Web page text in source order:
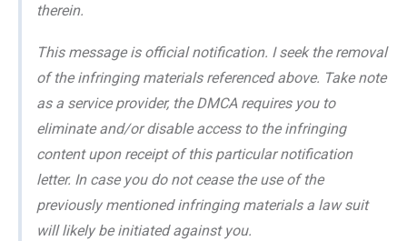
therein.
This message is official notification. I seek the removal
of the infringing materials referenced above. Take note
as a service provider, the DMCA requires you to
eliminate and/or disable access to the infringing
content upon receipt of this particular notification
letter. In case you do not cease the use of the
previously mentioned infringing materials a law suit
will likely be initiated against you.